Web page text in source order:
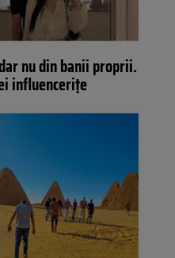
nu din banii proprii.
influencerițe